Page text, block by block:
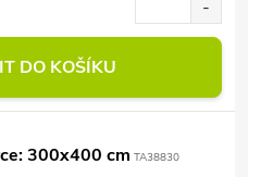
DO KOŠÍKU
300x400 cm TA38830